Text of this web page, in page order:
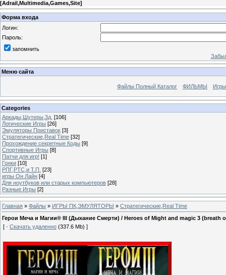
[Adrail,Multimedia,Games,Site]
Форма входа
Логин:
Пароль:
запомнить
Меню сайта
Файлы Полный Каталог ФИЛЬМЫ
Categories
Аркады,Шутеры,3д, [106]
Логические Игры [26]
Эмуляторы Приставок [3]
Стратегические,Real Time [32]
Прохождение секретные Коды [9]
Спортивные Игры [8]
Патчи для игр! [1]
Гонки [10]
РПГ,РТС,и Т.П. [23]
игры Он Лайн [4]
Для ноутбуков или старых компьютеров [28]
Разные Игры [2]
Главная » Файлы » ИГРЫ ПК,ЭМУЛЯТОРЫ » Стратегические,Real Time
Герои Меча и Магии® III (Дыхание Смерти) / Heroes of Might and magic 3 (breath
[ · Скачать удаленно (337.6 Mb) ]